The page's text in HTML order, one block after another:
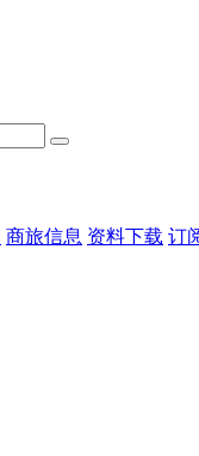
商旅信息 资料下载 订